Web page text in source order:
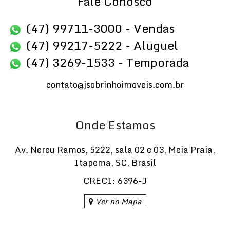
(47) 99711-3000 - Vendas
(47) 99217-5222 - Aluguel
(47) 3269-1533 - Temporada
contato@jsobrinhoimoveis.com.br
Onde Estamos
Av. Nereu Ramos, 5222, sala 02 e 03, Meia Praia,
Itapema, SC, Brasil
CRECI: 6396-J
Ver no Mapa